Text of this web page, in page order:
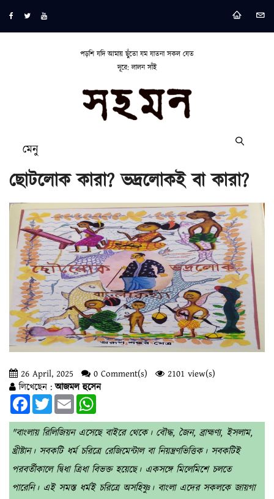
পড়শি যদি আমায় ছুঁতো যম যাতনা সকল যেত
দূরে: লালন সাঁই
মেনু
ছোটলোক কারা? ভদ্রলোকই বা কারা?
26 April, 2025 0 Comment(s)
2101 view(s)
লিখেছেন :আজমল হুসেন
FacebookTwitterEmail
"বাংলায় রিলিজিয়ন এসেছে বাইরে থেকে। বৌদ্ধ, জৈন, ব্রাহ্মণ্য, ইসলাম,
খ্রীষ্টান। সবকটি ধর্ম চরিত্রে রেজিমেন্টাল বা নিয়ন্ত্রণভিত্তিক। সবকটিই
পরবর্তীকালে দ্বিধা ত্রিধা বিভক্ত হয়েছে। একসঙ্গে মিলেমিশে চলতে
পারেনি‌। এই সমস্ত ধর্মই চরিত্রে অসহিষ্ণু। বাংলা এদের সকলকে জায়গা